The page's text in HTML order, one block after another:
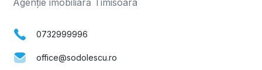
0732999996
office@sodolescu.ro